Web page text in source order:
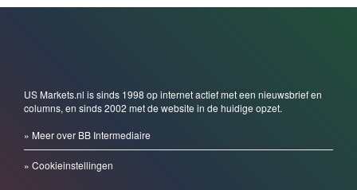
US Markets.nl is sinds 1998 op internet actief met een nieuwsbrief en
columns, en sinds 2002 met de website in de huidige opzet.
» Meer over BB Intermediaire
» Cookieinstellingen